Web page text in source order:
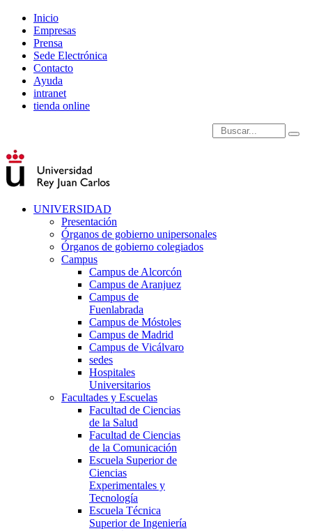
Inicio
Empresas
Prensa
Sede Electrónica
Contacto
Ayuda
intranet
tienda online
Introduce términos de
UNIVERSIDAD
Presentación
Órganos de gobierno unipersonales
Órganos de gobierno colegiados
Campus
Campus de Alcorcón
Campus de Aranjuez
Campus de
Fuenlabrada
Campus de Móstoles
Campus de Madrid
Campus de Vicálvaro
sedes
Hospitales
Universitarios
Facultades y Escuelas
Facultad de Ciencias
de la Salud
Facultad de Ciencias
de la Comunicación
Escuela Superior de
Ciencias
Experimentales y
Tecnología
Escuela Técnica
Superior de Ingeniería